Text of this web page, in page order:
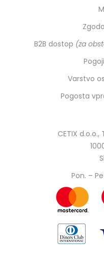
B2B dostop (za
Varstvo
Pogosta
CETIX
Pon. –